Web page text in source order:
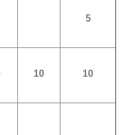
5
10 10